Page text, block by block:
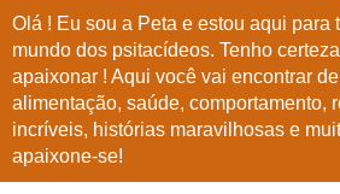
Olá ! Eu sou a Peta e estou aqui para
mundo dos psitacídeos. Tenho
apaixonar ! Aqui você vai encontrar
alimentação, saúde, comportamento,
incríveis, histórias maravilhosas e
apaixone-se!